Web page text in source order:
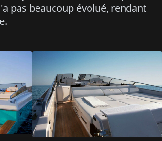
pas beaucoup évolué, rendant